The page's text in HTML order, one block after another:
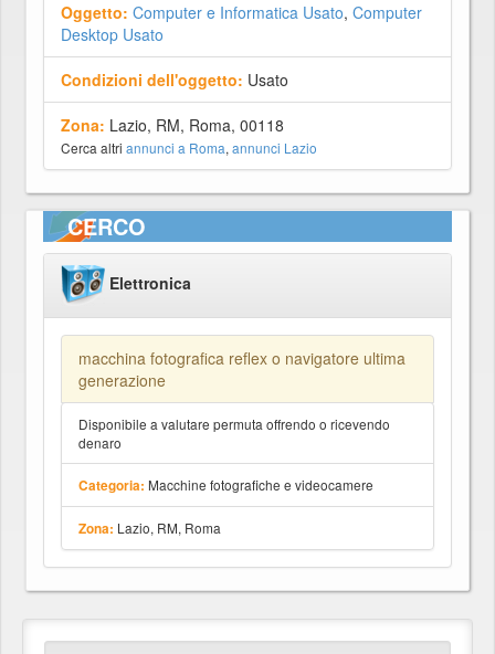
Oggetto: Computer e Informatica Usato, Computer
Desktop Usato
Condizioni dell'oggetto: Usato
Zona: Lazio, RM, Roma, 00118
Cerca altri annunci a Roma, annunci Lazio
CERCO
Elettronica
macchina fotografica reflex o navigatore ultima
generazione
Disponibile a valutare permuta offrendo o ricevendo
denaro
Categoria: Macchine fotografiche e videocamere
Zona: Lazio, RM, Roma